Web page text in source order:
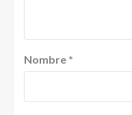
Nombre *